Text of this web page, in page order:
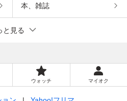
本、雑誌
と見る
ウォッチ マイオク